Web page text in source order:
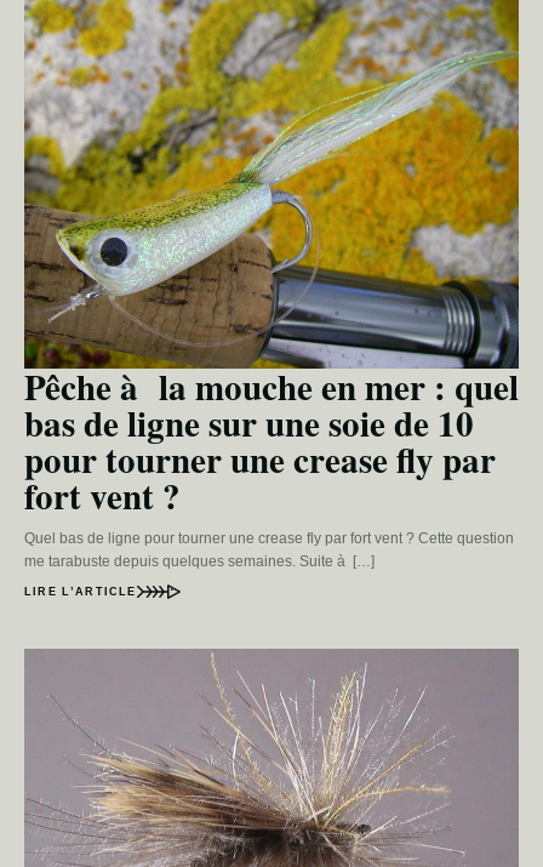
Pêche à la mouche en mer : quel
bas de ligne sur une soie de 10
pour tourner une crease fly par
fort vent ?
Quel bas de ligne pour tourner une crease fly par fort vent ? Cette question
me tarabuste depuis quelques semaines. Suite à […]
LIRE L’ARTICLE